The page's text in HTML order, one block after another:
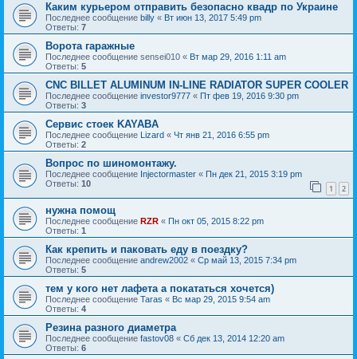
Каким курьером отправить безопасно квадр по Украине
Последнее сообщение billy « Вт июн 13, 2017 5:49 pm
Ответы: 7
Ворота гаражные
Последнее сообщение sensei010 « Вт мар 29, 2016 1:11 am
Ответы: 5
CNC BILLET ALUMINUM IN-LINE RADIATOR SUPER COOLER
Последнее сообщение investor9777 « Пт фев 19, 2016 9:30 pm
Ответы: 3
Сервис стоек KAYABA
Последнее сообщение Lizard « Чт янв 21, 2016 6:55 pm
Ответы: 2
Вопрос по шиномонтажу.
Последнее сообщение Injectormaster « Пн дек 21, 2015 3:19 pm
Ответы: 10 1 2
нужна помощ
Последнее сообщение RZR « Пн окт 05, 2015 8:22 pm
Ответы: 1
Как крепить и паковать еду в поездку?
Последнее сообщение andrew2002 « Ср май 13, 2015 7:34 pm
Ответы: 5
тем у кого нет лафета а покататься хочется)
Последнее сообщение Taras « Вс мар 29, 2015 9:54 am
Ответы: 4
Резина разного диаметра
Последнее сообщение fastov08 « Сб дек 13, 2014 12:20 am
Ответы: 6